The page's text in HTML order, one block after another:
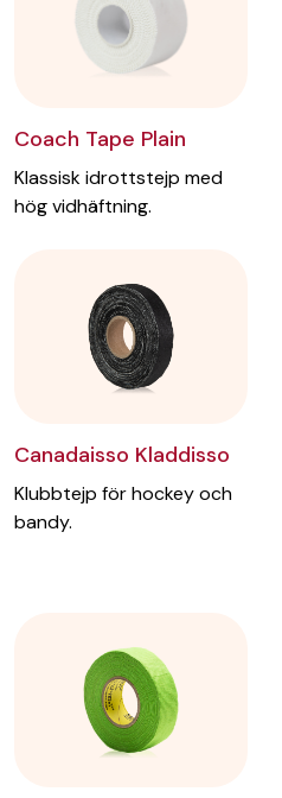
Coach Tape Plain
Klassisk idrottstejp med
hög vidhäftning.
Canadaisso Kladdisso
Klubbtejp för hockey och
bandy.